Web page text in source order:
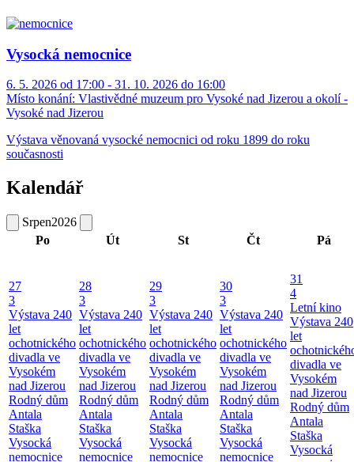
Vysocká nemocnice
6. 5. 2026 od 17:00 - 31. 10. 2026 do 16:00
Místo konání: Vlastivědné muzeum pro Vysoké nad Jizerou a okolí -
Vysoké nad Jizerou
Výstava věnovaná vysocké nemocnici od roku 1899 do roku
současnosti
Kalendář
Srpen2026
Po
Út St Čt Pá
27
3
Výstava 240
let
ochotnického
divadla ve
Vysokém
nad Jizerou
Rodný dům
Antala
Staška
Vysocká
nemocnice
28
3
Výstava 240
let
ochotnického
divadla ve
Vysokém
nad Jizerou
Rodný dům
Antala
Staška
Vysocká
nemocnice
29
3
Výstava 240
let
ochotnického
divadla ve
Vysokém
nad Jizerou
Rodný dům
Antala
Staška
Vysocká
nemocnice
30
3
Výstava 240
let
ochotnického
divadla ve
Vysokém
nad Jizerou
Rodný dům
Antala
Staška
Vysocká
nemocnice
31
4
Letní kino
Výstava 240
let
divadla ve
Vysokém
nad Jizerou
Rodný dům
Antala
Staška
Vysocká